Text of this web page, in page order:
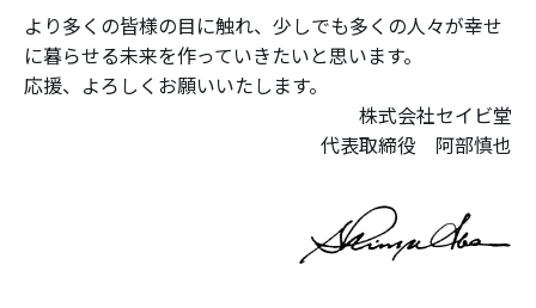
より多くの皆様の目に触れ、少しでも多くの人々が幸せ
に暮らせる未来を作っていきたいと思います。
応援、よろしくお願いいたします。
株式会社セイビ堂
代表取締役 阿部慎也